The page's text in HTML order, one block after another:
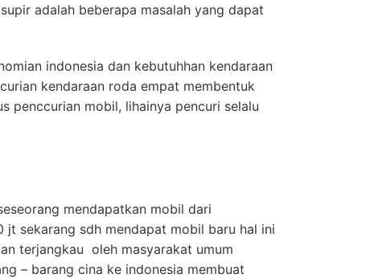
adalah beberapa masalah yang dapat
indonesia dan kebutuhhan kendaraan
kendaraan roda empat membentuk
penccurian mobil, lihainya pencuri selalu
mendapatkan mobil dari
jt sekarang sdh mendapat mobil baru hal ini
terjangkau oleh masyarakat umum
– barang cina ke indonesia membuat